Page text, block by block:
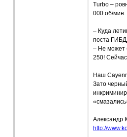
Turbo –
000 об/мин.
– Куда
поста
– Не может
250!
Наш
Зато
Александр
http://